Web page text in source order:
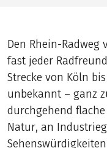
Den Rhein-Radweg
fast jeder
Strecke von Köln
unbekannt – ganz
durchgehend
Natur, an